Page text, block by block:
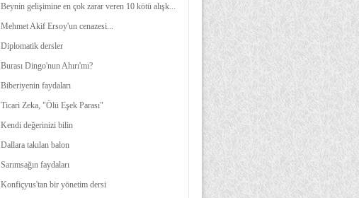
Beynin gelişimine en çok zarar veren 10 kötü alışk...
Mehmet Akif Ersoy'un cenazesi...
Diplomatik dersler
Burası Dingo'nun Ahırı'mı?
Biberiyenin faydaları
Ticari Zeka, "Ölü Eşek Parası"
Kendi değerinizi bilin
Dallara takılan balon
Sarımsağın faydaları
Konfiçyus'tan bir yönetim dersi